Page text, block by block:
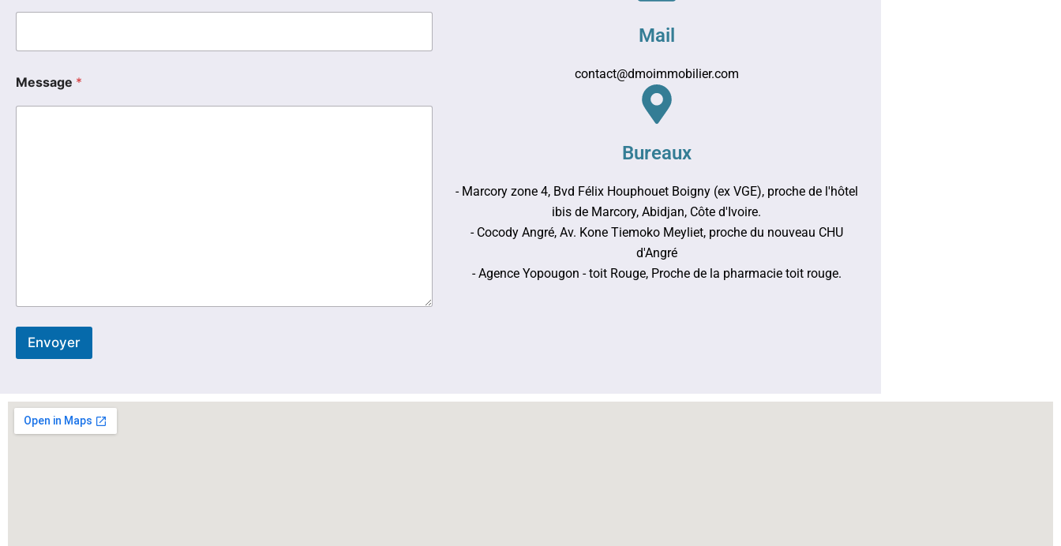
Message *
Envoyer
Mail
contact@dmoimmobilier.com
Bureaux
- Marcory zone 4, Bvd Félix Houphouet Boigny (ex VGE), proche de l'hôtel
ibis de Marcory, Abidjan, Côte d'Ivoire.
- Cocody Angré, Av. Kone Tiemoko Meyliet, proche du nouveau CHU
d'Angré
- Agence Yopougon - toit Rouge, Proche de la pharmacie toit rouge.